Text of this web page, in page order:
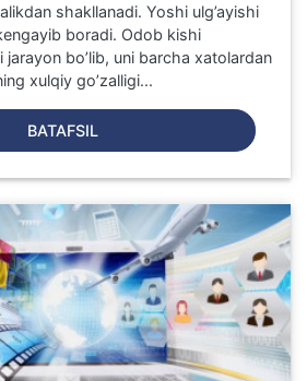
shakllanadi. Yoshi ulg’ayishi
boradi. Odob kishi
bo’lib, uni barcha xatolardan
xulqiy go’zalligi...
BATAFSIL